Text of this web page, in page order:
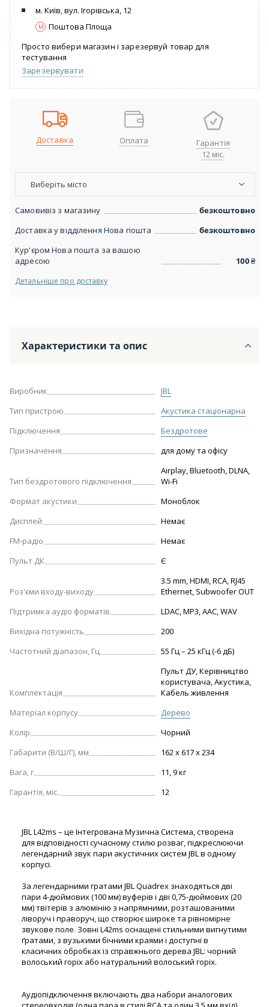
м. Київ, вул. Ігорівська, 12
Поштова Площа
Просто вибери магазин і зарезервуй товар для
тестування
Зарезервувати
Доставка Оплата
Гарантія
12 міс.
Виберіть місто
Самовивіз з магазину
безкоштовно
Доставка у відділення Нова пошта
безкоштовно
Кур'єром Нова пошта за вашою
адресою
100₴
Детальніше про доставку
Характеристики та опис
Виробник
JBL
Тип пристрою
Акустика стаціонарна
Підключення
Бездротове
Призначення
для дому та офісу
Тип бездротового підключення
Airplay, Bluetooth, DLNA,
Wi-Fi
Формат акустики
Моноблок
Дисплей
Немає
FM-радіо
Немає
Пульт ДК
Є
Роз'єми входу-виходу
3.5 mm, HDMI, RCA, RJ45
Ethernet, Subwoofer OUT
Підтримка аудіо форматів
LDAC, MP3, AAC, WAV
Вихідна потужність
200
Частотний діапазон, Гц
55 Гц – 25 кГц (-6 дБ)
Комплектація
Пульт ДУ, Керівництво
користувача, Акустика,
Кабель живлення
Матеріал корпусу
Дерево
Колір
Чорний
Габарити (В/Ш/Г), мм
162 x 617 x 234
Вага, г.
11, 9 кг
Гарантія, міс.
12
JBL L42ms – це Інтегрована Музична Система, створена
для відповідності сучасному стилю розваг, підкреслюючи
легендарний звук пари акустичних систем JBL в одному
корпусі.
За легендарними гратами JBL Quadrex знаходяться дві
пари 4-дюймових (100 мм) вуферів і дві 0,75-дюймових (20
мм) твітерів з алюмінію з напрямними, розташованими
ліворуч і праворуч, що створює широке та рівномірне
звукове поле. Зовні L42ms оснащені стильними вигнутими
ґратами, з вузькими бічними краями і доступні в
класичних обробках із справжнього дерева JBL: чорний
волоський горіх або натуральний волоський горіх.
Аудіопідключення включають два набори аналогових